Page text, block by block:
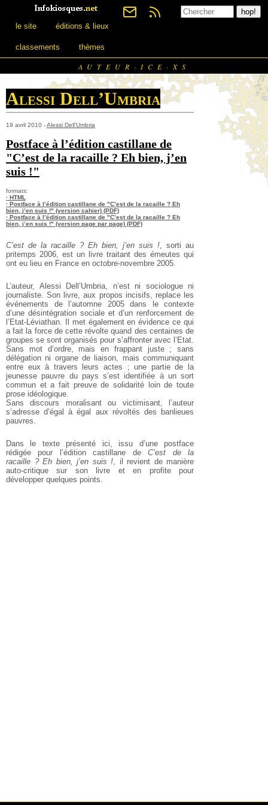
le site éditions & lieux
classements thèmes
AUTEUR·ICE·XS
Alessi Dell’Umbria
19 avril 2010 -Alessi Dell’Umbria
Postface à l’édition castillane de
"C’est de la racaille ? Eh bien, j’en
suis !"
formats:
· HTML
· Postface à l’édition castillane de "C’est de la racaille ? Eh
bien, j’en suis !" (version cahier) (PDF)
· Postface à l’édition castillane de "C’est de la racaille ? Eh
bien, j’en suis !" (version page par page) (PDF)
C’est de la racaille ? Eh bien, j’en suis !, sorti au
pritemps 2006, est un livre traitant des émeutes qui
ont eu lieu en France en octobre-novembre 2005.
L’auteur, Alessi Dell’Umbria, n’est ni sociologue ni
journaliste. Son livre, aux propos incisifs, replace les
événements de l’automne 2005 dans le contexte
d’une désintégration sociale et d’un renforcement de
l’Etat-Léviathan. Il metégalement en évidence ce qui
a fait la force de cette révolte quand des centaines de
groupes se sont organisés pour s’affronter avec l’Etat.
Sans mot d’ordre, mais en frappant juste ; sans
délégation ni organe de liaison, mais communiquant
entre eux à travers leurs actes ; une partie de la
jeunesse pauvre du pays s’est identifiée à un sort
commun et a fait preuvede solidarité loin de toute
prose idéologique.
Sans discours moralisant ou victimisant, l’auteur
s’adresse d’égal à égal aux révoltés des banlieues
pauvres.
Dans le texte présenté ici, issu d’une postface
rédigée pour l’édition castillane deC’est de la
racaille ? Eh bien, j’en suis !, il revient de manière
auto-critique sur son livre et en profite pour
développer quelques points.